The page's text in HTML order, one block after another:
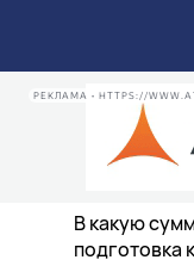
РЕКЛАМА • HTTPS://
«Арт-объект
Какой
в новую
Город 20:31
В какую
подготовка